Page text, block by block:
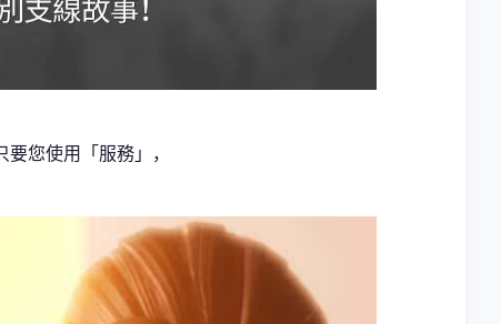
您使用「服務」，